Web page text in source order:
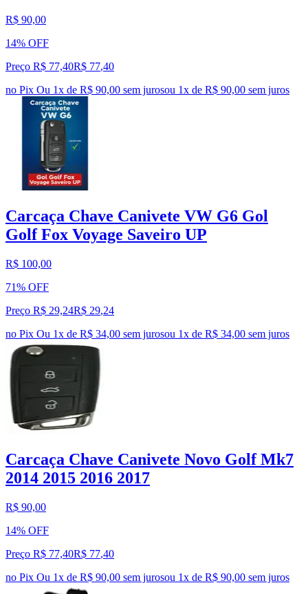
R$ 90,00
14% OFF
Preço R$ 77,40R$ 77,40
no Pix Ou 1x de R$ 90,00 sem jurosou 1x de R$ 90,00 sem juros
Carcaça Chave Canivete VW G6 Gol
Golf Fox Voyage Saveiro UP
R$ 100,00
71% OFF
Preço R$ 29,24R$ 29,24
no Pix Ou 1x de R$ 34,00 sem jurosou 1x de R$ 34,00 sem juros
Carcaça Chave Canivete Novo Golf Mk7
2014 2015 2016 2017
R$ 90,00
14% OFF
Preço R$ 77,40R$ 77,40
no Pix Ou 1x de R$ 90,00 sem jurosou 1x de R$ 90,00 sem juros